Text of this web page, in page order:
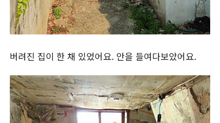
버려진 집이 한 채 있었어요. 안을 들여다보았어요.